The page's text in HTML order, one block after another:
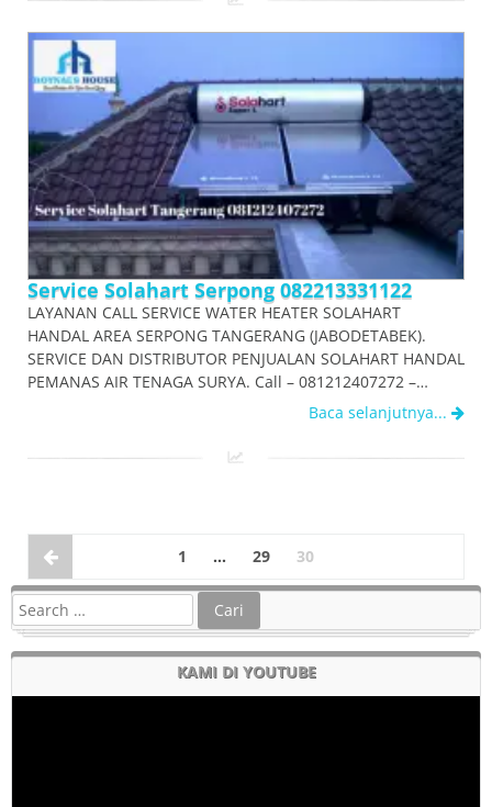
Service Solahart Serpong 082213331122
LAYANAN CALL SERVICE WATER HEATER SOLAHART
HANDAL AREA SERPONG TANGERANG (JABODETABEK).
SERVICE DAN DISTRIBUTOR PENJUALAN SOLAHART HANDAL
PEMANAS AIR TENAGA SURYA. Call – 081212407272 –…
Baca selanjutnya...
1 … 29 30
KAMI DI YOUTUBE